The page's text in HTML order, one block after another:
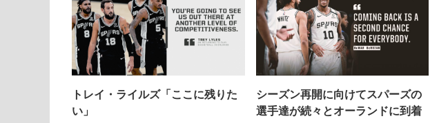
トレイ・ライルズ「ここに残りた
い」
シーズン再開に向けてスパーズの
選手達が続々とオーランドに到着